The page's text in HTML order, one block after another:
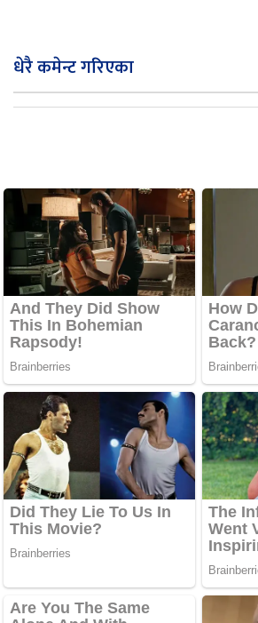
धेरै कमेन्ट गरिएका